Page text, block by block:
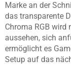
Marke an der
das transparente
Chroma RGB wird
aussehen, sich
ermöglicht es
Setup auf das